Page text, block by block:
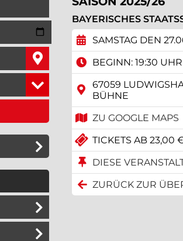
der Form Tag, Monat, Jahr (4 stellig),
Suchzeitraums in der Form Tag,
Sie suchen wollen,
aus,
BAYERISCHES
SAMSTAG DEN
BEGINN: 19:30
67059
ÜHNE
ZU GOOGLE MAPS
TICKETS AB 23,00
DIESE
ZURÜCK ZUR